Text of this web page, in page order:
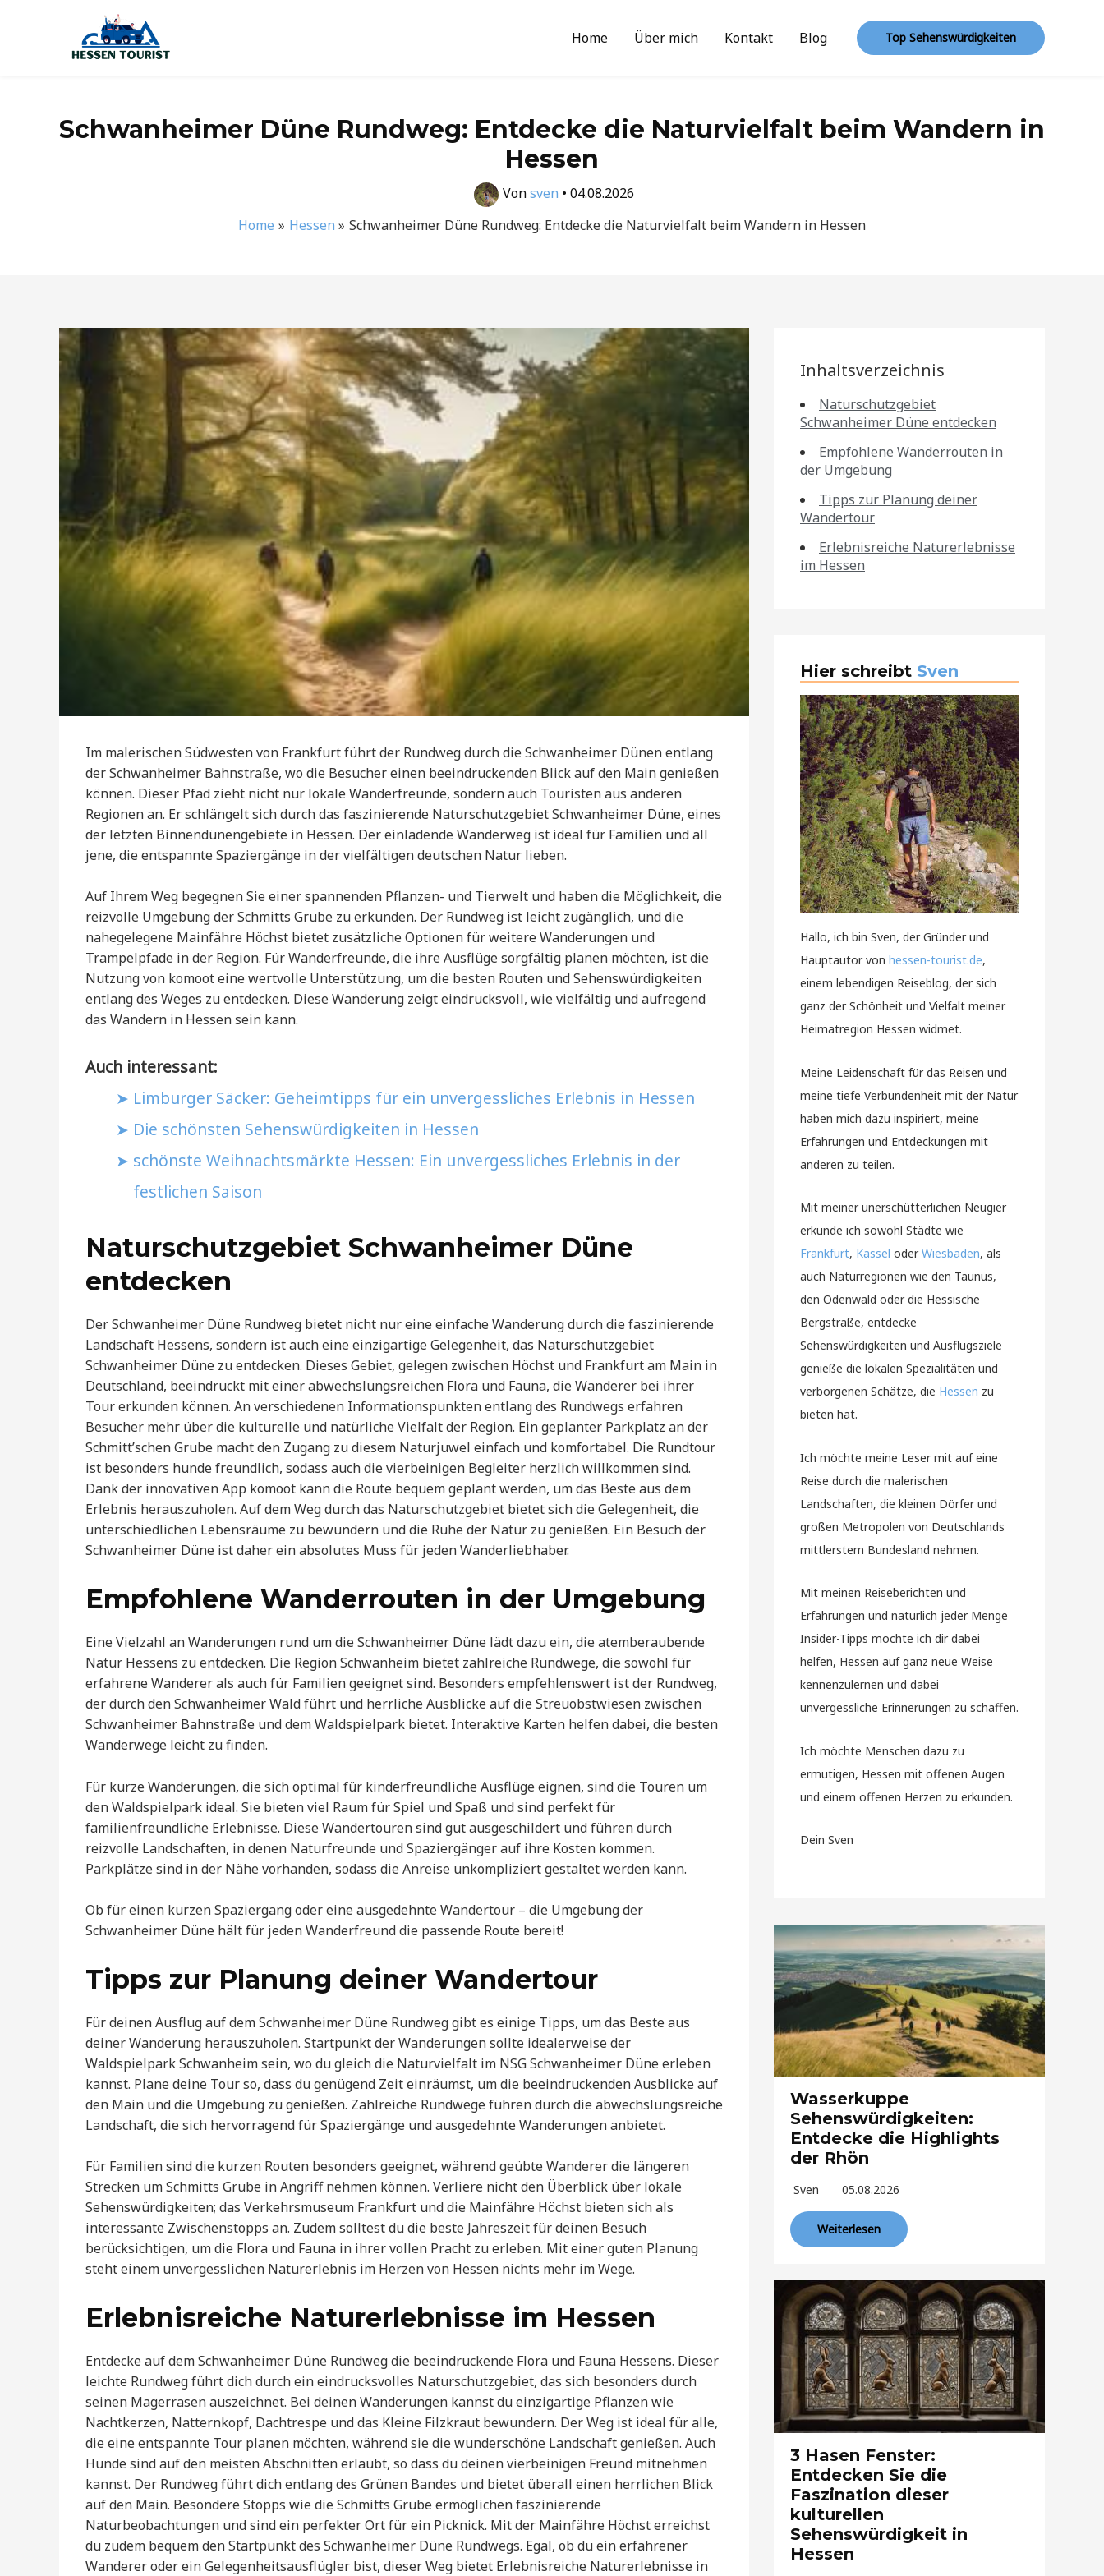
Home Über mich Kontakt Blog Top Sehenswürdigkeiten
Schwanheimer Düne Rundweg: Entdecke die Naturvielfalt beim Wandern in
Hessen
Vonsven • 04.08.2026
Home
Hessen Schwanheimer Düne Rundweg: Entdecke die Naturvielfalt beim Wandern in Hessen
Im malerischen Südwesten von Frankfurt führt der Rundweg durch die Schwanheimer Dünen entlang
der Schwanheimer Bahnstraße, wo die Besucher einen beeindruckenden Blick auf den Main genießen
können. Dieser Pfad zieht nicht nur lokale Wanderfreunde, sondern auch Touristen aus anderen
Regionen an. Er schlängelt sich durch das faszinierende Naturschutzgebiet Schwanheimer Düne, eines
der letzten Binnendünengebiete in Hessen. Der einladende Wanderweg ist ideal für Familien und all
jene, die entspannte Spaziergänge in der vielfältigen deutschen Natur lieben.
Auf Ihrem Weg begegnen Sie einer spannenden Pflanzen- und Tierwelt und haben die Möglichkeit, die
reizvolle Umgebung der Schmitts Grube zu erkunden. Der Rundweg ist leicht zugänglich, und die
nahegelegene Mainfähre Höchst bietet zusätzliche Optionen für weitere Wanderungen und
Trampelpfade in der Region. Für Wanderfreunde, die ihre Ausflüge sorgfältig planen möchten, ist die
Nutzung von komoot eine wertvolle Unterstützung, um die besten Routen und Sehenswürdigkeiten
entlang des Weges zu entdecken. Diese Wanderung zeigt eindrucksvoll, wie vielfältig und aufregend
das Wandern in Hessen sein kann.
Auch interessant:
Limburger Säcker: Geheimtipps für ein unvergessliches Erlebnis in Hessen
Die schönsten Sehenswürdigkeiten in Hessen
schönste Weihnachtsmärkte Hessen: Ein unvergessliches Erlebnis in der
festlichen Saison
Naturschutzgebiet Schwanheimer Düne
entdecken
Der Schwanheimer Düne Rundweg bietet nicht nur eine einfache Wanderung durch die faszinierende
Landschaft Hessens, sondern ist auch eine einzigartige Gelegenheit, das Naturschutzgebiet
Schwanheimer Düne zu entdecken. Dieses Gebiet, gelegen zwischen Höchst und Frankfurt am Main in
Deutschland, beeindruckt mit einer abwechslungsreichen Flora und Fauna, die Wanderer bei ihrer
Tour erkunden können. An verschiedenen Informationspunkten entlang des Rundwegs erfahren
Besucher mehr über die kulturelle und natürliche Vielfalt der Region. Ein geplanter Parkplatz an der
Schmitt’schen Grube macht den Zugang zu diesem Naturjuwel einfach und komfortabel. Die Rundtour
ist besonders hunde freundlich, sodass auch die vierbeinigen Begleiter herzlich willkommen sind.
Dank der innovativen App komoot kann die Route bequem geplant werden, um das Beste aus dem
Erlebnis herauszuholen. Auf dem Weg durch das Naturschutzgebiet bietet sich die Gelegenheit, die
unterschiedlichen Lebensräume zu bewundern und die Ruhe der Natur zu genießen. Ein Besuch der
Schwanheimer Düne ist daher ein absolutes Muss für jeden Wanderliebhaber.
Empfohlene Wanderrouten in der Umgebung
Eine Vielzahl an Wanderungen rund um die Schwanheimer Düne lädt dazu ein, die atemberaubende
Natur Hessens zu entdecken. Die Region Schwanheim bietet zahlreiche Rundwege, die sowohl für
erfahrene Wanderer als auch für Familien geeignet sind. Besonders empfehlenswert ist der Rundweg,
der durch den Schwanheimer Wald führt und herrliche Ausblicke auf die Streuobstwiesen zwischen
Schwanheimer Bahnstraße und dem Waldspielpark bietet. Interaktive Karten helfen dabei, die besten
Wanderwege leicht zu finden.
Für kurze Wanderungen, die sich optimal für kinderfreundliche Ausflüge eignen, sind die Touren um
den Waldspielpark ideal. Sie bieten viel Raum für Spiel und Spaß und sind perfekt für
familienfreundliche Erlebnisse. Diese Wandertouren sind gut ausgeschildert und führen durch
reizvolle Landschaften, in denen Naturfreunde und Spaziergänger auf ihre Kosten kommen.
Parkplätze sind in der Nähe vorhanden, sodass die Anreise unkompliziert gestaltet werden kann.
Ob für einen kurzen Spaziergang oder eine ausgedehnte Wandertour – die Umgebung der
Schwanheimer Düne hält für jeden Wanderfreund die passende Route bereit!
Tipps zur Planung deiner Wandertour
Für deinen Ausflug auf dem Schwanheimer Düne Rundweg gibt es einige Tipps, um das Beste aus
deiner Wanderung herauszuholen. Startpunkt der Wanderungen sollte idealerweise der
Waldspielpark Schwanheim sein, wo du gleich die Naturvielfalt im NSG Schwanheimer Düne erleben
kannst. Plane deine Tour so, dass du genügend Zeit einräumst, um die beeindruckenden Ausblicke auf
den Main und die Umgebung zu genießen. Zahlreiche Rundwege führen durch die abwechslungsreiche
Landschaft, die sich hervorragend für Spaziergänge und ausgedehnte Wanderungen anbietet.
Für Familien sind die kurzen Routen besonders geeignet, während geübte Wanderer die längeren
Strecken um Schmitts Grube in Angriff nehmen können. Verliere nicht den Überblick über lokale
Sehenswürdigkeiten; das Verkehrsmuseum Frankfurt und die Mainfähre Höchst bieten sich als
interessante Zwischenstopps an. Zudem solltest du die beste Jahreszeit für deinen Besuch
berücksichtigen, um die Flora und Fauna in ihrer vollen Pracht zu erleben. Mit einer guten Planung
steht einem unvergesslichen Naturerlebnis im Herzen von Hessen nichts mehr im Wege.
Erlebnisreiche Naturerlebnisse im Hessen
Entdecke auf dem Schwanheimer Düne Rundweg die beeindruckende Flora und Fauna Hessens. Dieser
leichte Rundweg führt dich durch ein eindrucksvolles Naturschutzgebiet, das sich besonders durch
seinen Magerrasen auszeichnet. Bei deinen Wanderungen kannst du einzigartige Pflanzen wie
Nachtkerzen, Natternkopf, Dachtrespe und das Kleine Filzkraut bewundern. Der Weg ist ideal für alle,
die eine entspannte Tour planen möchten, während sie die wunderschöne Landschaft genießen. Auch
Hunde sind auf den meisten Abschnitten erlaubt, so dass du deinen vierbeinigen Freund mitnehmen
kannst. Der Rundweg führt dich entlang des Grünen Bandes und bietet überall einen herrlichen Blick
auf den Main. Besondere Stopps wie die Schmitts Grube ermöglichen faszinierende
Naturbeobachtungen und sind ein perfekter Ort für ein Picknick. Mit der Mainfähre Höchst erreichst
du zudem bequem den Startpunkt des Schwanheimer Düne Rundwegs. Egal, ob du ein erfahrener
Wanderer oder ein Gelegenheitsausflügler bist, dieser Weg bietet Erlebnisreiche Naturerlebnisse in
Inhaltsverzeichnis
Naturschutzgebiet
Schwanheimer Düne entdecken
Empfohlene Wanderrouten in
der Umgebung
Tipps zur Planung deiner
Wandertour
Erlebnisreiche Naturerlebnisse
im Hessen
Hier schreibt Sven
Hallo, ich bin Sven, der Gründer und
Hauptautor von hessen-tourist.de,
einem lebendigen Reiseblog, der sich
ganz der Schönheit und Vielfalt meiner
Heimatregion Hessen widmet.
Meine Leidenschaft für das Reisen und
meine tiefe Verbundenheit mit der Natur
haben mich dazu inspiriert, meine
Erfahrungen und Entdeckungen mit
anderen zu teilen.
Mit meiner unerschütterlichen Neugier
erkunde ich sowohl Städte wie
Frankfurt, Kassel oderWiesbaden, als
auch Naturregionen wie den Taunus,
den Odenwald oder die Hessische
Bergstraße, entdecke
Sehenswürdigkeiten und Ausflugsziele
genieße die lokalen Spezialitäten und
verborgenen Schätze, die Hessen zu
bieten hat.
Ich möchte meine Leser mit auf eine
Reise durch die malerischen
Landschaften, die kleinen Dörfer und
großen Metropolen von Deutschlands
mittlerstem Bundesland nehmen.
Mit meinen Reiseberichten und
Erfahrungen und natürlich jeder Menge
Insider-Tipps möchte ich dir dabei
helfen, Hessen auf ganz neue Weise
kennenzulernen und dabei
unvergessliche Erinnerungen zu schaffen.
Ich möchte Menschen dazu zu
ermutigen, Hessen mit offenen Augen
und einem offenen Herzen zu erkunden.
Dein Sven
Wasserkuppe
Sehenswürdigkeiten:
Entdecke die Highlights
der Rhön
Sven 05.08.2026
Weiterlesen
3 Hasen Fenster:
Entdecken Sie die
Faszination dieser
kulturellen
Sehenswürdigkeit in
Hessen